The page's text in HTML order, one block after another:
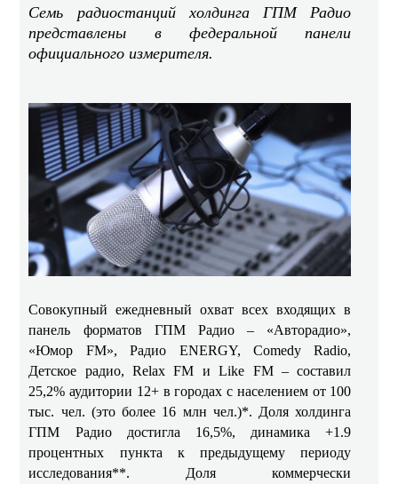
Семь радиостанций холдинга ГПМ Радио
представлены в федеральной панели
официального измерителя.
Совокупный ежедневный охват всех входящих в
панель форматов ГПМ Радио – «Авторадио»,
«Юмор FM», Радио ENERGY, Comedy Radio,
Детское радио, Relax FM и Like FM – составил
25,2% аудитории 12+ в городах с населением от 100
тыс. чел. (это более 16 млн чел.)*. Доля холдинга
ГПМ Радио достигла 16,5%, динамика +1.9
процентных пункта к предыдущему периоду
исследования**. Доля коммерчески